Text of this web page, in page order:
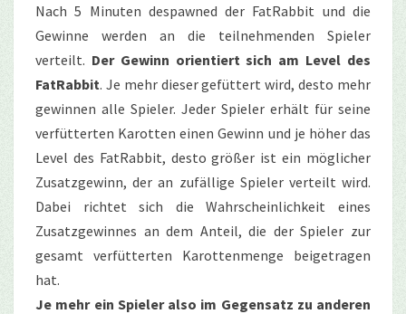
Nach 5 Minuten despawned der FatRabbit und die
Gewinne werden an die teilnehmenden Spieler
verteilt. Der Gewinn orientiert sich am Level des
FatRabbit. Je mehr dieser gefüttert wird, desto mehr
gewinnen alle Spieler. Jeder Spieler erhält für seine
verfütterten Karotten einen Gewinn und je höher das
Level des FatRabbit, desto größer ist ein möglicher
Zusatzgewinn, der an zufällige Spieler verteilt wird.
Dabei richtet sich die Wahrscheinlichkeit eines
Zusatzgewinnes an dem Anteil, die der Spieler zur
gesamt verfütterten Karottenmenge beigetragen
hat.
Je mehr ein Spieler also im Gegensatz zu anderen